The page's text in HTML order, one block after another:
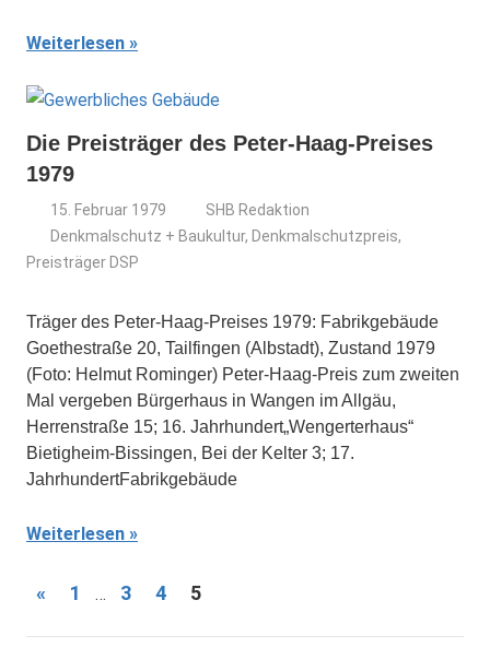
Weiterlesen
Die Preisträger des Peter-Haag-Preises
1979
15. Februar 1979
SHB Redaktion
Denkmalschutz + Baukultur, Denkmalschutzpreis,
Preisträger DSP
Träger des Peter-Haag-Preises 1979: Fabrikgebäude
Goethestraße 20, Tailfingen (Albstadt), Zustand 1979
(Foto: Helmut Rominger) Peter-Haag-Preis zum zweiten
Mal vergeben Bürgerhaus in Wangen im Allgäu,
Herrenstraße 15; 16. Jahrhundert„Wengerterhaus“
Bietigheim-Bissingen, Bei der Kelter 3; 17.
JahrhundertFabrikgebäude
Weiterlesen
Seitennummerierung
der
« Vorherige
1 … 3 4 5